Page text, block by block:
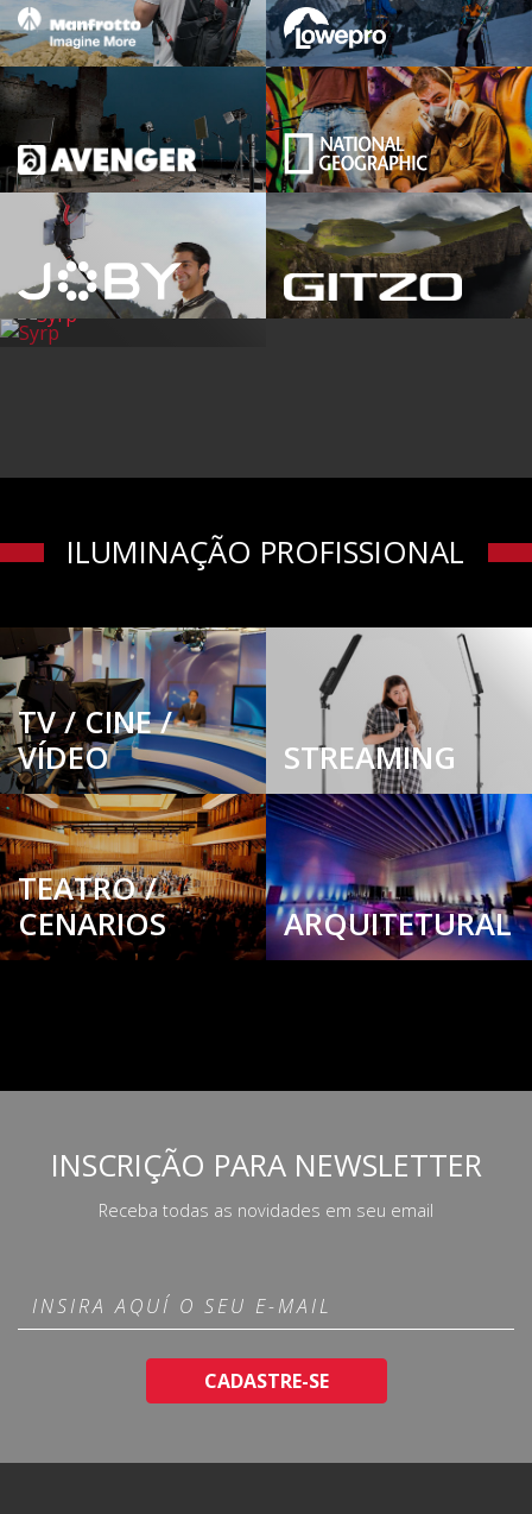
ILUMINAÇÃO PROFISSIONAL
TV / CINE /
VÍDEO
STREAMING
TEATRO /
CENARIOS
ARQUITETURAL
INSCRIÇÃO PARA NEWSLETTER
Receba todas as novidades em seu email
CADASTRE-SE